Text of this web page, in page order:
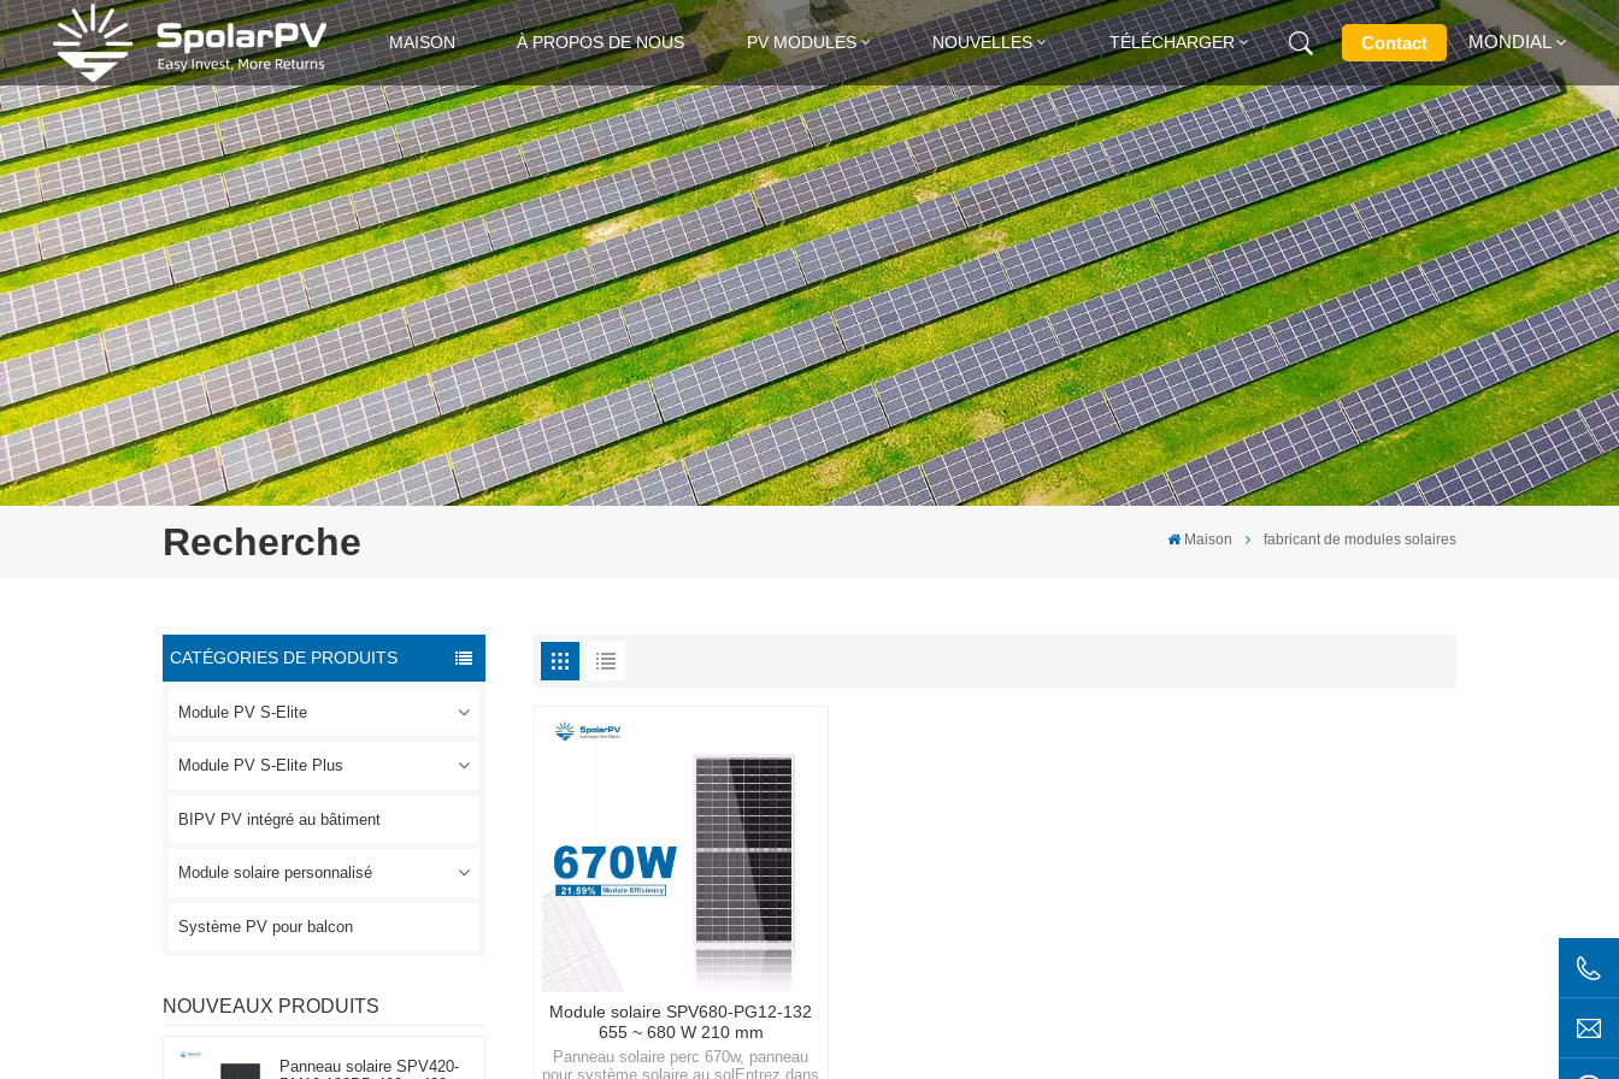
MAISON À PROPOS DE NOUS PV MODULES NOUVELLES TÉLÉCHARGER Contact MONDIAL
English
Français
Deutsch
Русский
Italiano
Español
Recherche Maison fabricant de modules solaires
CATÉGORIES DE PRODUITS
Module PV S-Elite
Module PV S-Elite Plus
BIPV PV intégré au bâtiment
Module solaire personnalisé
Système PV pour balcon
NOUVEAUX PRODUITS
Panneau solaire SPV420-
Module solaire SPV680-PG12-132
655 ~ 680 W 210 mm
Panneau solaire perc 670w, panneau